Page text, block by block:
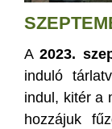
A2023.
induló
indul, kitér a
hozzájuk